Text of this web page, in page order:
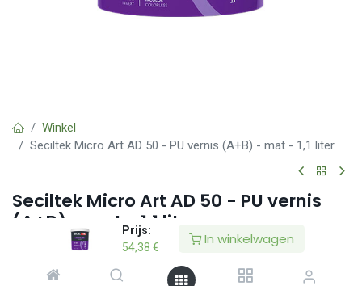
Prijs:
54,38 € In winkelwagen
Winkel
Seciltek Micro Art AD 50 - PU vernis (A+B) - mat - 1,1 liter
Seciltek Micro Art AD 50 - PU vernis
(A+B) - mat - 1,1 liter
(0 beoordeling)
Universele, matte, transparante 2-componenten